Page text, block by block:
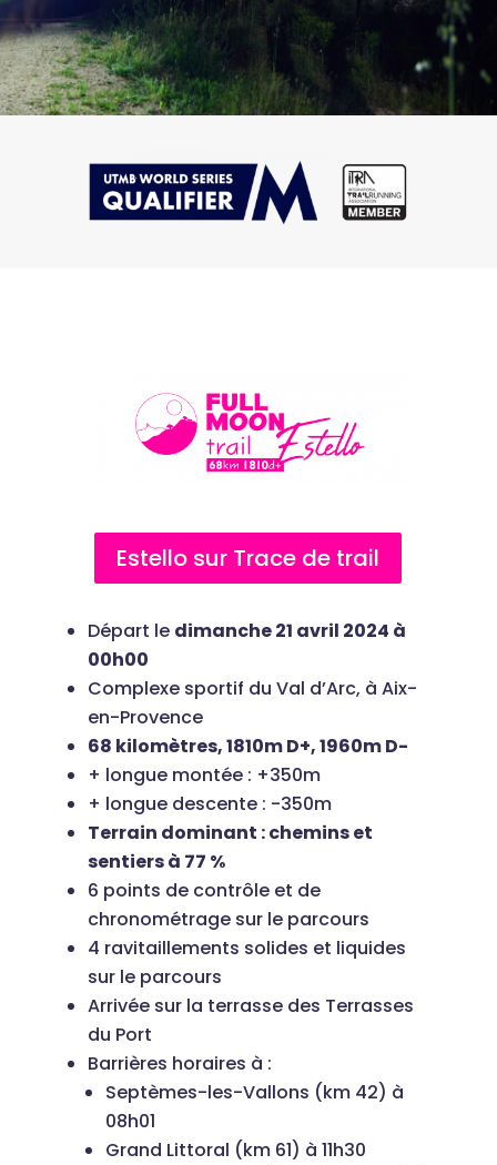
Estello sur Trace de trail
Départ le dimanche 21 avril 2024 à
00h00
Complexe sportif du Val d’Arc, à Aix-
en-Provence
68 kilomètres, 1810m D+, 1960m D-
+ longue montée : +350m
+ longue descente : -350m
Terrain dominant : chemins et
sentiers à 77 %
6 points de contrôle et de
chronométrage sur le parcours
4 ravitaillements solides et liquides
sur le parcours
Arrivée sur la terrasse des Terrasses
du Port
Barrières horaires à :
Septèmes-les-Vallons (km 42) à
08h01
Grand Littoral (km 61) à 11h30